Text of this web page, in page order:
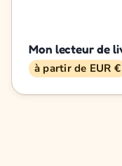
Mon lecteur de
à partir de EUR €